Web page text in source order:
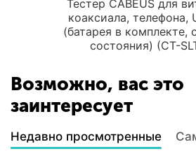
Тестер CABEUS для
коаксиала, телефона,
(батарея в комплекте,
состояния) (CT-
Возможно, вас это
заинтересует
Недавно просмотренные